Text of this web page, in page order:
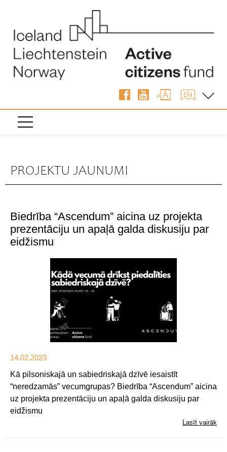
PROJEKTU JAUNUMI
Biedrība “Ascendum” aicina uz projekta
prezentāciju un apaļā galda diskusiju par
eidžismu
14.02.2023
Kā pilsoniskajā un sabiedriskajā dzīvē iesaistīt
“neredzamās” vecumgrupas? Biedrība “Ascendum” aicina
uz projekta prezentāciju un apaļā galda diskusiju par
eidžismu
Lasīt vairāk